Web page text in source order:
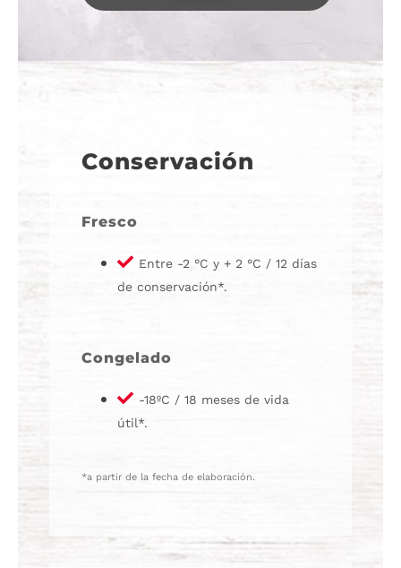
Conservación
Fresco
Entre -2 °C y + 2 °C / 12 días
de conservación*.
Congelado
-18ºC / 18 meses de vida
útil*.
*a partir de la fecha de elaboración.